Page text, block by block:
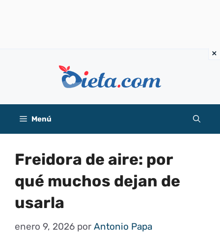
Menú
Freidora de aire: por
qué muchos dejan de
usarla
enero 9, 2026 por Antonio Papa